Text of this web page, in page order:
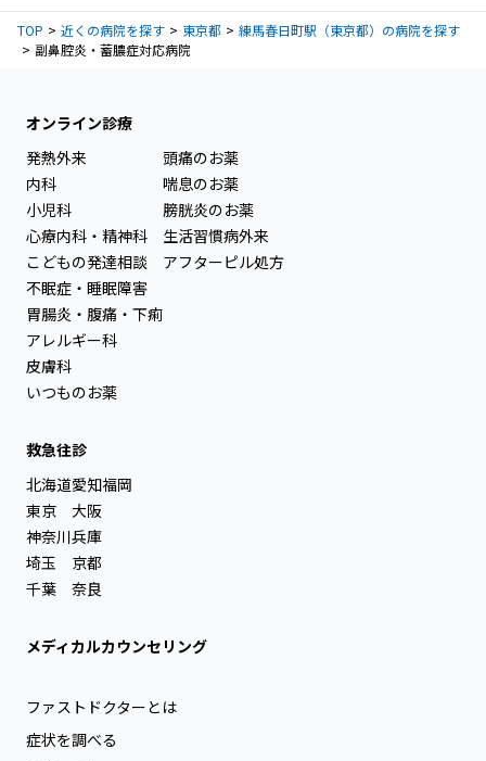
TOP 近くの病院を探す 東京都
練馬春日町駅（東京都）の病院を探す
副鼻腔炎・蓄膿症対応病院
オンライン診療
発熱外来
内科
小児科
心療内科・精神科
こどもの発達相談
不眠症・睡眠障害
胃腸炎・腹痛・下痢
アレルギー科
皮膚科
いつものお薬
頭痛のお薬
喘息のお薬
膀胱炎のお薬
生活習慣病外来
アフターピル処方
救急往診
北海道
東京
神奈川
埼玉
千葉
愛知
大阪
兵庫
京都
奈良
福岡
メディカルカウンセリング
ファストドクターとは
症状を調べる